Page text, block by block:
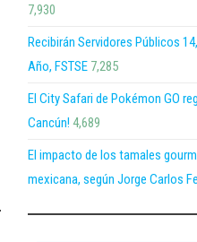
7,930
Recibirán Servidores Públicos
Año, FSTSE 7,285
El City Safari de Pokémon GO
Cancún! 4,689
El impacto de los tamales
mexicana, según Jorge Carlos